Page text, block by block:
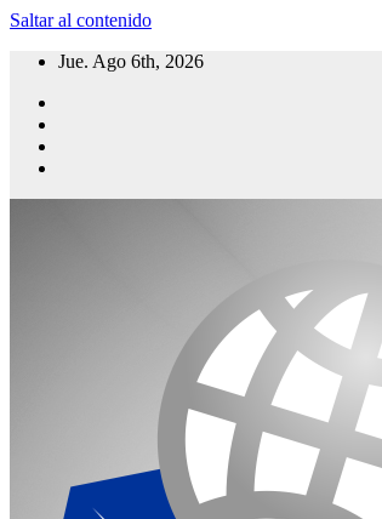
Saltar al contenido
Jue. Ago 6th, 2026